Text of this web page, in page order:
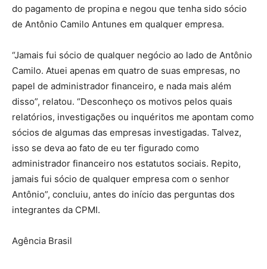
do pagamento de propina e negou que tenha sido sócio
de Antônio Camilo Antunes em qualquer empresa.
“Jamais fui sócio de qualquer negócio ao lado de Antônio
Camilo. Atuei apenas em quatro de suas empresas, no
papel de administrador financeiro, e nada mais além
disso”, relatou. “Desconheço os motivos pelos quais
relatórios, investigações ou inquéritos me apontam como
sócios de algumas das empresas investigadas. Talvez,
isso se deva ao fato de eu ter figurado como
administrador financeiro nos estatutos sociais. Repito,
jamais fui sócio de qualquer empresa com o senhor
Antônio”, concluiu, antes do início das perguntas dos
integrantes da CPMI.
Agência Brasil